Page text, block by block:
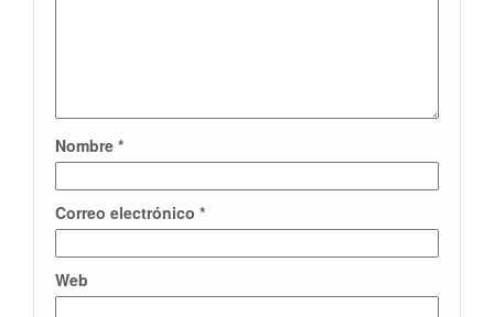
Nombre *
Correo electrónico *
Web